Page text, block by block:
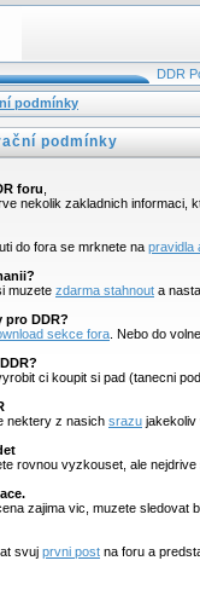
DDR
podmínky
podmínky
foru
nekolik zakladnich informaci,
do fora se mrknete na pravidla
muzete zdarma stahnout a
pro DDR?
sekce fora . Nebo do
ci koupit si pad (tanecni
nektery z nasich srazu jakekoliv
rovnou vyzkouset, ale
zajima vic, muzete sledovat
svuj prvni post na foru a